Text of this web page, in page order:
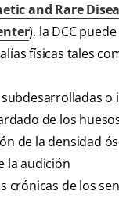
and Rare
), la DCC
físicas tales
subdesarrolladas o
de los
de la densidad
la audición
crónicas de los